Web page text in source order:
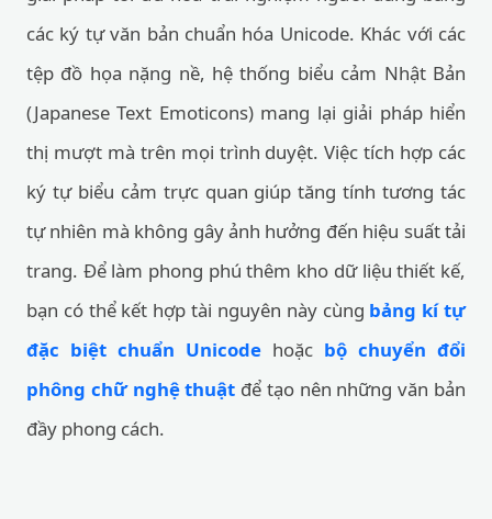
các ký tự văn bản chuẩn hóa Unicode. Khác với các
tệp đồ họa nặng nề, hệ thống biểu cảm Nhật Bản
(Japanese Text Emoticons) mang lại giải pháp hiển
thị mượt mà trên mọi trình duyệt. Việc tích hợp các
ký tự biểu cảm trực quan giúp tăng tính tương tác
tự nhiên mà không gây ảnh hưởng đến hiệu suất tải
trang. Để làm phong phú thêm kho dữ liệu thiết kế,
bạn có thể kết hợp tài nguyên này cùng bảng kí tự
đặc biệt chuẩn Unicode hoặc bộ chuyển đổi
phông chữ nghệ thuật để tạo nên những văn bản
đầy phong cách.